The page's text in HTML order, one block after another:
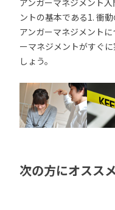
アンガーマネジメント
ントの基本である1. 衝
アンガーマネジメント
ーマネジメントがすぐ
しょう。
次の方にオスス